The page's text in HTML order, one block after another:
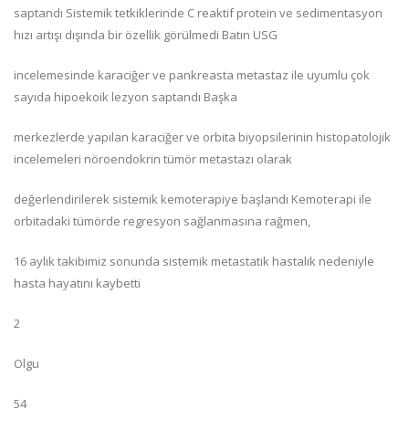
saptandı Sistemik tetkiklerinde C reaktif protein ve sedimentasyon
hızı artışı dışında bir özellik görülmedi Batın USG
incelemesinde karaciğer ve pankreasta metastaz ile uyumlu çok
sayıda hipoekoik lezyon saptandı Başka
merkezlerde yapılan karaciğer ve orbita biyopsilerinin histopatolojik
incelemeleri nöroendokrin tümör metastazı olarak
değerlendirilerek sistemik kemoterapiye başlandı Kemoterapi ile
orbitadaki tümörde regresyon sağlanmasına rağmen,
16 aylık takibimiz sonunda sistemik metastatik hastalık nedeniyle
hasta hayatını kaybetti
2
Olgu
54